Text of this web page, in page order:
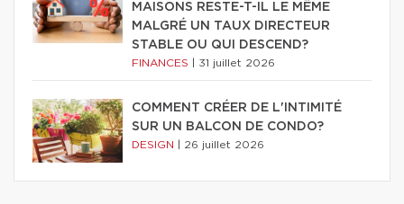
MAISONS RESTE-T-IL LE MÊME
MALGRÉ UN TAUX DIRECTEUR
STABLE OU QUI DESCEND?
FINANCES 31 juillet 2026
COMMENT CRÉER DE L'INTIMITÉ
SUR UN BALCON DE CONDO?
DESIGN 26 juillet 2026